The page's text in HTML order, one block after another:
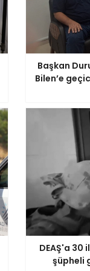
Başkan
Bilen’e
DEAŞ'a 30
şüpheli